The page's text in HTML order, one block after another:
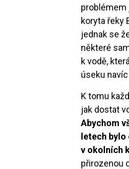
problémem
koryta řeky
jednak se
některé
k vodě,
úseku
K tomu
jak dostat
Abychom
letech
v okolních
přirozenou